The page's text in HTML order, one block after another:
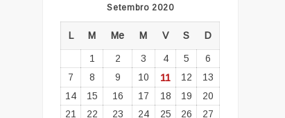
Setembro 2020
L M Me M V S D
1 2 3 4 5
6
7
8 9 10 11 12
13
14
15 16 17 18 19
20
21
22 23 24 25 26
27